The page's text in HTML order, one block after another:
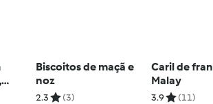
Biscoitos de maçã e
noz
2.3 (3)
Caril de
Malay
3.9 (11)